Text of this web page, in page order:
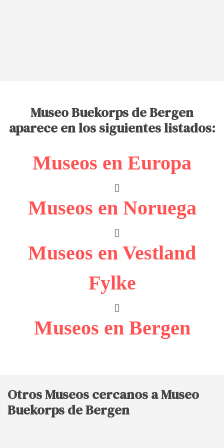
Museo Buekorps de Bergen
aparece en los siguientes listados:
Museos en Europa
Museos en Noruega
Museos en Vestland
Fylke
Museos en Bergen
Otros Museos cercanos a Museo
Buekorps de Bergen